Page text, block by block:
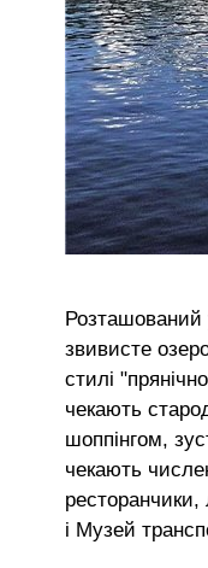
Розташований
звивисте
стилі
чекають
шоппінгом,
чекають
і Музей